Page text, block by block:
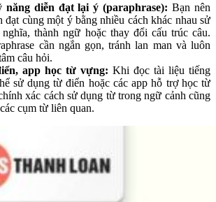
năng diễn đạt lại ý (paraphrase): Bạn nên
đạt cùng một ý bằng nhiều cách khác nhau sử
thành ngữ hoặc thay đổi cấu trúc câu.
cần ngắn gọn, tránh lan man và luôn
câu hỏi.
app học từ vựng: Khi đọc tài liệu tiếng
sử dụng từ điển hoặc các app hỗ trợ học từ
xác cách sử dụng từ trong ngữ cảnh cũng
cụm từ liên quan.